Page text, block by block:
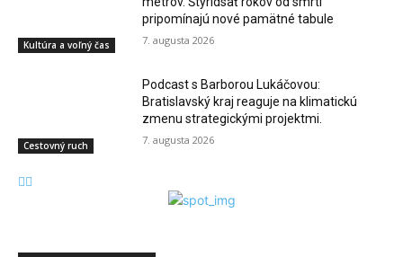
Kultúra a voľný čas
pripomínajú nové pamätné tabule
7. augusta 2026
Cestovný ruch
Podcast s Barborou Lukáčovou:
Bratislavský kraj reaguje na klimatickú
zmenu strategickými projektmi.
7. augusta 2026